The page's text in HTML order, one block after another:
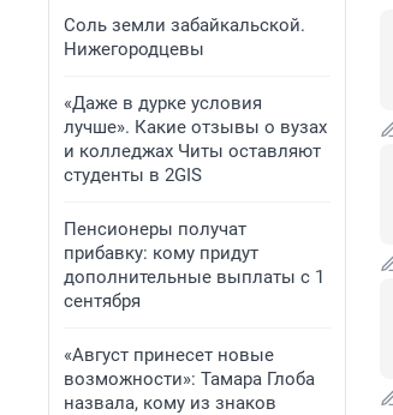
Соль земли забайкальской.
Нижегородцевы
«Даже в дурке условия
лучше». Какие отзывы о вузах
и колледжах Читы оставляют
студенты в 2GIS
Пенсионеры получат
прибавку: кому придут
дополнительные выплаты с 1
сентября
«Август принесет новые
возможности»: Тамара Глоба
назвала, кому из знаков